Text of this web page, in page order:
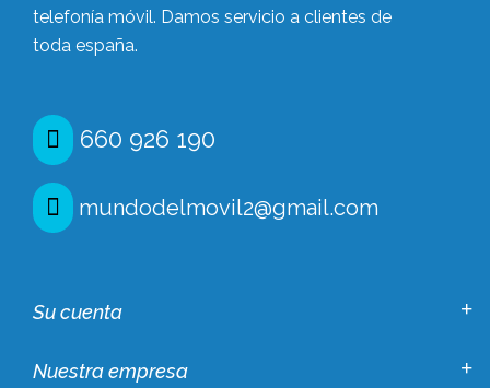
telefonía móvil. Damos servicio a clientes de
toda españa.
660 926 190
mundodelmovil2@gmail.com
Su cuenta
Nuestra empresa